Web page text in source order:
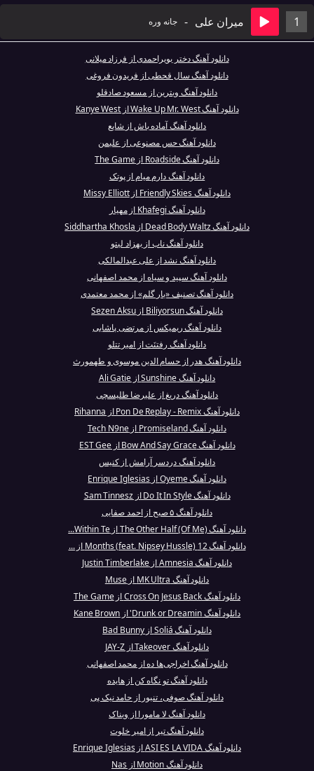
1 میران علی - جانه وره
دانلود آهنگ دختر بویراحمدی از فرزاد میلانی
دانلود آهنگ سال قحطی از فریدون فروغی
دانلود آهنگ ویترین از مسعود صادقلو
دانلود آهنگ Wake Up Mr. West از Kanye West
دانلود آهنگ آماده باش از شایع
دانلود آهنگ حس مصنوعی از علیمن
دانلود آهنگ Roadside از The Game
دانلود آهنگ دارم میام از پوتک
دانلود آهنگ Friendly Skies از Missy Elliott
دانلود آهنگ Khafegi از مهیار
دانلود آهنگ Dead Body Waltz از Siddhartha Khosla
دانلود آهنگ ناب از بهزاد لیتو
دانلود آهنگ نشد از علی عبدالمالکی
دانلود آهنگ سپید و سیاه از محمد اصفهانی
دانلود آهنگ تصنیف «یار گلم» از محمد معتمدی
دانلود آهنگ Biliyorsun از Sezen Aksu
دانلود آهنگ ریمیکس از مرتضی پاشایی
دانلود آهنگ رفتنَت از امیر تتلو
دانلود آهنگ هدر از حسام الدین موسوی و طهمورث
دانلود آهنگ Sunshine از Ali Gatie
دانلود آهنگ دریغ از علیرضا طلیسچی
دانلود آهنگ Pon De Replay - Remix از Rihanna
دانلود آهنگ Promiseland از Tech N9ne
دانلود آهنگ Bow And Say Grace از EST Gee
دانلود آهنگ دردسر آرامش از کنیس
دانلود آهنگ Oyeme از Enrique Iglesias
دانلود آهنگ Do It In Style از Sam Tinnesz
دانلود آهنگ ۵ صبح از احمد صفایی
دانلود آهنگ The Other Half (Of Me) از Within Te...
دانلود آهنگ 12 Months (feat. Nipsey Hussle) از ...
دانلود آهنگ Amnesia از Justin Timberlake
دانلود آهنگ MK Ultra از Muse
دانلود آهنگ Cross On Jesus Back از The Game
دانلود آهنگ Drunk or Dreamin' از Kane Brown
دانلود آهنگ Soliá از Bad Bunny
دانلود آهنگ Takeover از JAY-Z
دانلود آهنگ اخراجی‌ها ده از محمد اصفهانی
دانلود آهنگ تو نگاه کن از هایده
دانلود آهنگ صوفی، تنبور از حامد نیک پی
دانلود آهنگ لا مامورا از ویناک
دانلود آهنگ تیر از امیر خلوت
دانلود آهنگ ASI ES LA VIDA از Enrique Iglesias
دانلود آهنگ Motion از Nas